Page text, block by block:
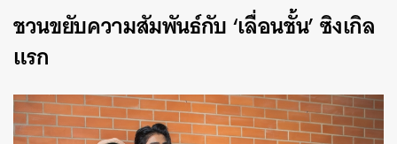
ชวนขยับความสัมพันธ์กับ ‘เลื่อนชั้น’ ซิงเกิล
แรก